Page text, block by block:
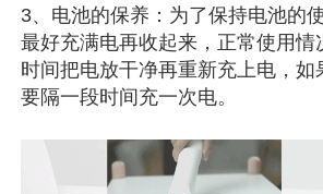
3、电池的保养：为了保持电池的
最好充满电再收起来，正常使用情
时间把电放干净再重新充上电，如
要隔一段时间充一次电。